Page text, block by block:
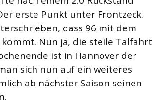
erste Punkt unter Frontzeck.
dass 96 mit dem
Nun ja, die steile Talfahrt
ist in Hannover der
sich nun auf ein weiteres
ab nächster Saison seinen